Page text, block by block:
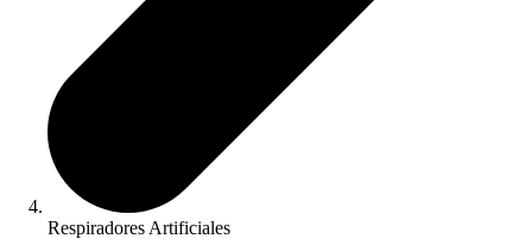
Respiradores Artificiales